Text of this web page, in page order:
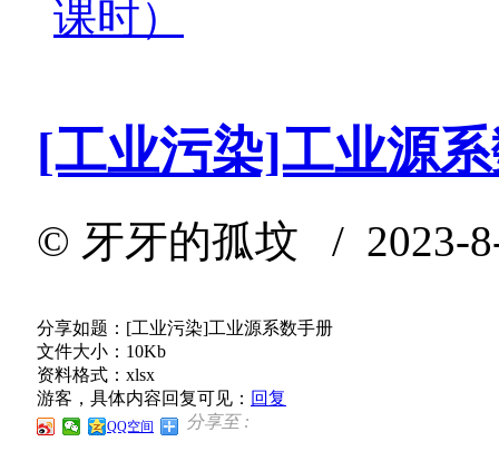
课时）
[工业污染]工业源
© 牙牙的孤坟 / 2023-
分享如题：[工业污染]工业源系数手册
文件大小：10Kb
资料格式：xlsx
游客，具体内容回复可见： 回复
分享至 :
QQ空间